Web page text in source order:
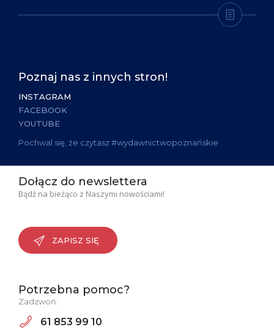
Poznaj nas z innych stron!
INSTAGRAM
FACEBOOK
YOUTUBE
Pochwal się, że czytasz #wydawnictwopoznańskie
Dołącz do newslettera
Bądź na bieżąco z Naszymi nowościami!
ZAPISZ SIĘ
Potrzebna pomoc?
Zadzwoń:
61 853 99 10